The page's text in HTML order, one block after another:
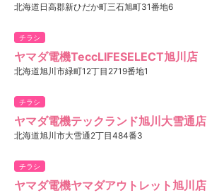
北海道日高郡新ひだか町三石旭町31番地6
チラシ
ヤマダ電機TeccLIFESELECT旭川店
北海道旭川市緑町12丁目2719番地1
チラシ
ヤマダ電機テックランド旭川大雪通店
北海道旭川市大雪通2丁目484番3
チラシ
ヤマダ電機ヤマダアウトレット旭川店